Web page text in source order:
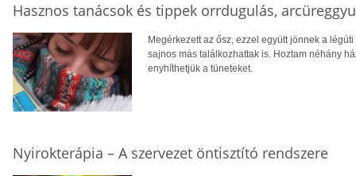
Hasznos tanácsok és tippek orrdugulás,
Megérkezett az ősz, ezzel együtt jönnek a
sajnos más találkozhattak is. Hoztam néhány
enyhíthetjük a tüneteket.
Nyirokterápia – A szervezet öntisztító rendszere